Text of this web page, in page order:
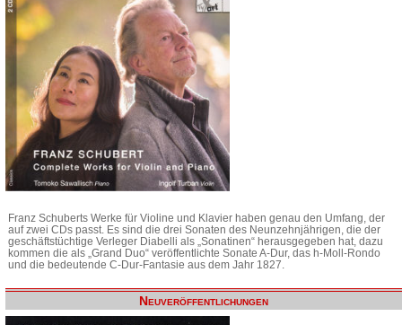
Franz Schuberts Werke für Violine und Klavier haben genau den Umfang, der
auf zwei CDs passt. Es sind die drei Sonaten des Neunzehnjährigen, die der
geschäftstüchtige Verleger Diabelli als „Sonatinen“ herausgegeben hat, dazu
kommen die als „Grand Duo“ veröffentlichte Sonate A-Dur, das h-Moll-Rondo
und die bedeutende C-Dur-Fantasie aus dem Jahr 1827.
Neuveröffentlichungen